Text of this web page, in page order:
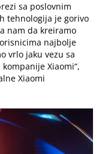
sa poslovnim
tehnologija je gorivo
nam da kreiramo
najbolje
vrlo jaku vezu sa
Xiaomi“,
Xiaomi